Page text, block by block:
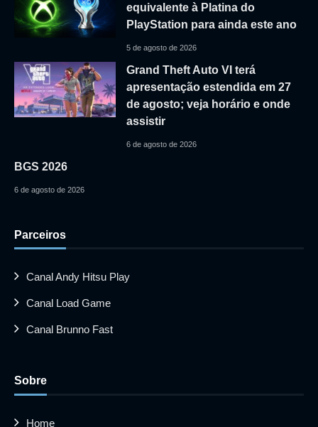
equivalente à Platina do
PlayStation para ainda este ano
5 de agosto de 2026
Grand Theft Auto VI terá
apresentação estendida em 27
de agosto; veja horário e onde
assistir
6 de agosto de 2026
BGS 2026
6 de agosto de 2026
Parceiros
Canal Andy Hitsu Play
Canal Load Game
Canal Brunno Fast
Sobre
Home